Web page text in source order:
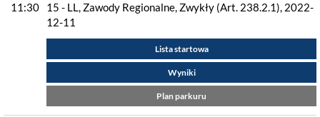
11:30
15 - LL, Zawody Regionalne, Zwykły (Art. 238.2.1), 2022-
12-11
Lista startowa
Wyniki
Plan parkuru